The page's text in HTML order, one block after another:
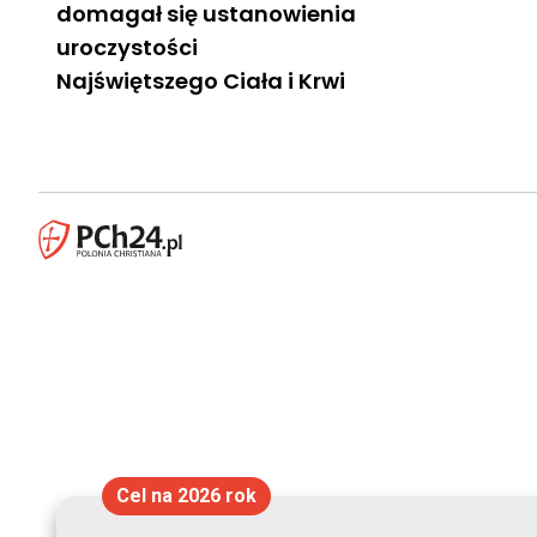
domagał się ustanowienia
uroczystości
Najświętszego Ciała i Krwi
Cel na 2026 rok